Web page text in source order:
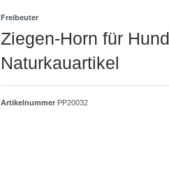
Freibeuter
Ziegen‑Horn für
Naturkauartikel
Artikelnummer PP20032